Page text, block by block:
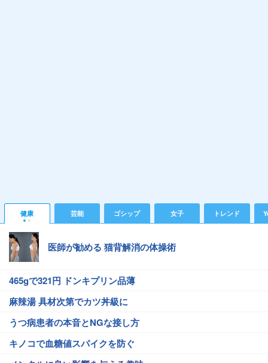
健康 芸能 ゴシップ 女子 トレンド
医師が勧める 猫背解消の体操術
465gで321円 ドンキプリン品薄
麻辣湯 具材次第でカツ丼級に
うつ病患者の本音とNGな接し方
キノコで血糖値スパイクを防ぐ